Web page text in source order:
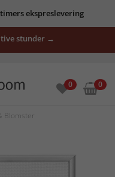
ekspreslevering
stunder →
0 0
Blomster